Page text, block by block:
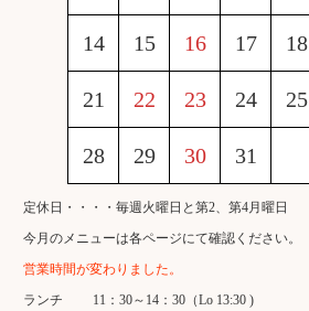
14 15 16 17 18
21 22 23 24 25
28 29 30 31
定休日・・・・毎週火曜日と第2、第4月曜日
今月のメニューは各ページにて確認ください。
営業時間が変わりました。
ランチ 11：30～14：30（Lo 13:30 )